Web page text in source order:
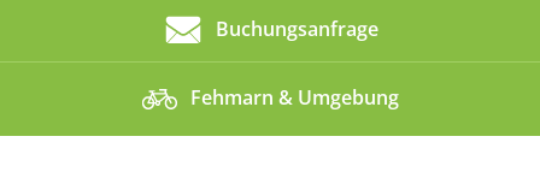
Buchungsanfrage
Fehmarn & Umgebung